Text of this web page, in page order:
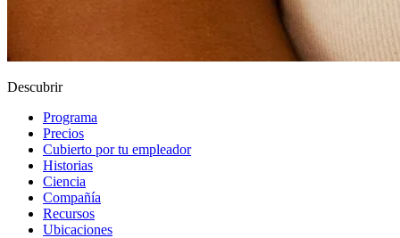
Descubrir
Programa
Precios
Cubierto por tu empleador
Historias
Ciencia
Compañía
Recursos
Ubicaciones